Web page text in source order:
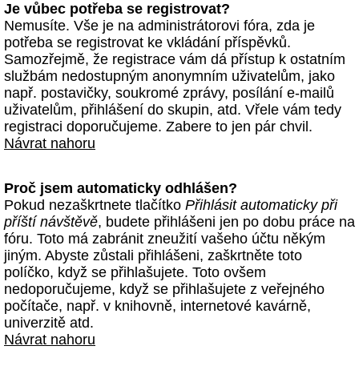
Je vůbec potřeba se registrovat?
Nemusíte. Vše je na administrátorovi fóra, zda je
potřeba se registrovat ke vkládání příspěvků.
Samozřejmě, že registrace vám dá přístup k ostatním
službám nedostupným anonymním uživatelům, jako
např. postavičky, soukromé zprávy, posílání e-mailů
uživatelům, přihlášení do skupin, atd. Vřele vám tedy
registraci doporučujeme. Zabere to jen pár chvil.
Návrat nahoru
Proč jsem automaticky odhlášen?
Pokud nezaškrtnete tlačítko Přihlásit automaticky při
příští návštěvě, budete přihlášeni jen po dobu práce na
fóru. Toto má zabránit zneužití vašeho účtu někým
jiným. Abyste zůstali přihlášeni, zaškrtněte toto
políčko, když se přihlašujete. Toto ovšem
nedoporučujeme, když se přihlašujete z veřejného
počítače, např. v knihovně, internetové kavárně,
univerzitě atd.
Návrat nahoru